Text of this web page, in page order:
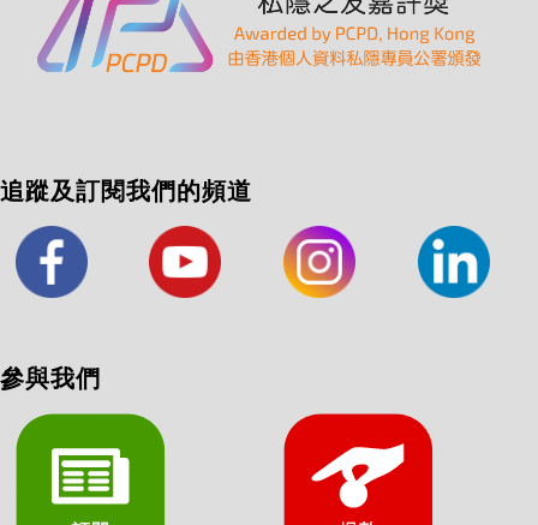
追蹤及訂閱我們的頻道
參與我們